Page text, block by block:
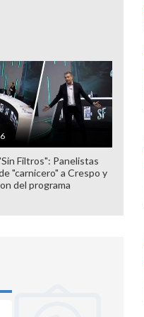
Filtros": Panelistas
"carnicero" a Crespo y
del programa